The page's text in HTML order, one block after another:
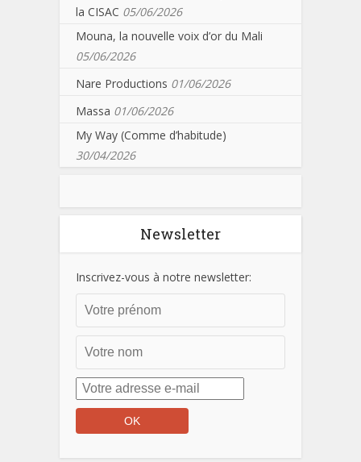
la CISAC 05/06/2026
Mouna, la nouvelle voix d’or du Mali
05/06/2026
Nare Productions 01/06/2026
Massa 01/06/2026
My Way (Comme d’habitude)
30/04/2026
Newsletter
Inscrivez-vous à notre newsletter: